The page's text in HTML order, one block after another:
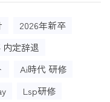
2026年新卒
内定辞退
Ai時代 研修
Lsp研修